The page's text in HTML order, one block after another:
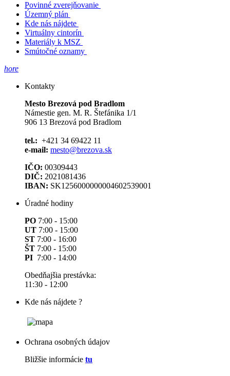
Povinné zverejňovanie
Územný plán
Kde nás nájdete
Virtuálny cintorín
Materiály k MSZ
Smútočné oznamy
hore
Kontakty
Mesto Brezová pod Bradlom
Námestie gen. M. R. Štefánika 1/1
906 13 Brezová pod Bradlom
tel.: +421 34 69422 11
e-mail: mesto@brezova.sk
IČO: 00309443
DIČ: 2021081436
IBAN: SK1256000000004602539001
Úradné hodiny
PO 7:00 - 15:00
UT 7:00 - 15:00
ST 7:00 - 16:00
ŠT 7:00 - 15:00
PI 7:00 - 14:00
Obedňajšia prestávka:
11:30 - 12:00
Kde nás nájdete ?
Ochrana osobných údajov
Bližšie informácie tu